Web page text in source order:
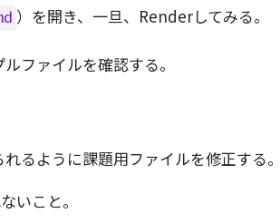
）を開き、一旦、Renderしてみる。
ファイルを確認する。
るように課題用ファイルを修正する。
いこと。